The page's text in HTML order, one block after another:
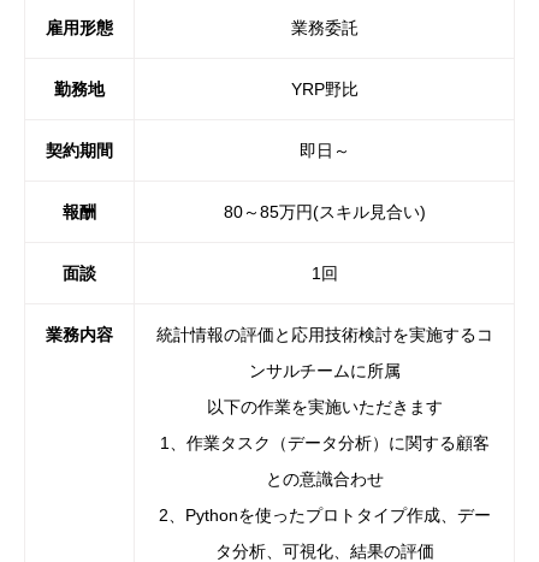
雇用形態 業務委託
勤務地 YRP野比
契約期間 即日～
報酬 80～85万円(スキル見合い)
面談 1回
業務内容
統計情報の評価と応用技術検討を実施するコ
ンサルチームに所属
以下の作業を実施いただきます
1、作業タスク（データ分析）に関する顧客
との意識合わせ
2、Pythonを使ったプロトタイプ作成、デー
タ分析、可視化、結果の評価